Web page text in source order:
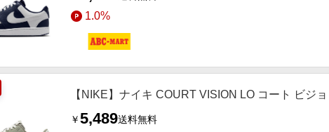
1.0%
【NIKE】ナイキ COURT VISION LO コート ビジ
￥5,489送料無料